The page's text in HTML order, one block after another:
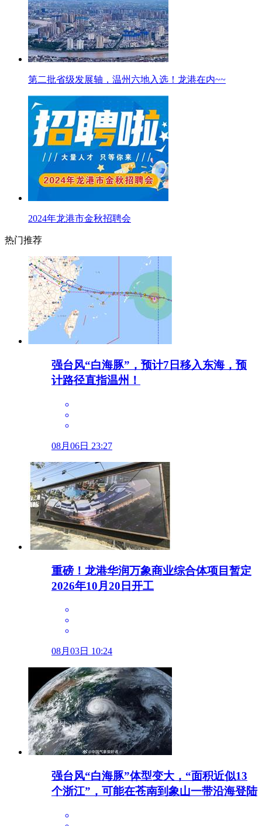
第二批省级发展轴，温州六地入选！龙港在内~~
2024年龙港市金秋招聘会
热门推荐
强台风“白海豚”，预计7日移入东海，预
计路径直指温州！
08月06日 23:27
重磅！龙港华润万象商业综合体项目暂定
2026年10月20日开工
08月03日 10:24
强台风“白海豚”体型变大，“面积近似13
个浙江”，可能在苍南到象山一带沿海登陆